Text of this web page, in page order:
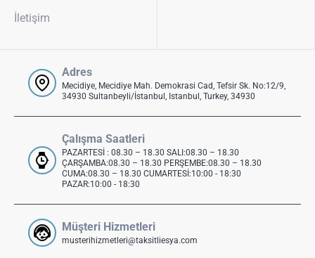
İletişim
Adres
Mecidiye, Mecidiye Mah. Demokrasi Cad, Tefsir Sk. No:12/9,
34930 Sultanbeyli/İstanbul, Istanbul, Turkey, 34930
Çalışma Saatleri
PAZARTESİ : 08.30 – 18.30 SALI:08.30 – 18.30
ÇARŞAMBA:08.30 – 18.30 PERŞEMBE:08.30 – 18.30
CUMA:08.30 – 18.30 CUMARTESİ:10:00 - 18:30
PAZAR:10:00 - 18:30
Müşteri Hizmetleri
musterihizmetleri@taksitliesya.com